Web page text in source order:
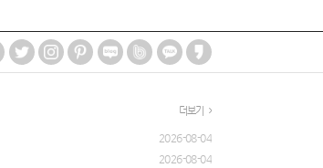
더보기
2026-08-04
2026-08-04